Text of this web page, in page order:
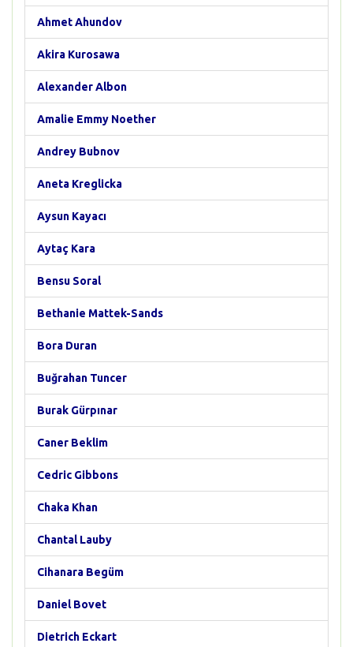
Ahmet Ahundov
Akira Kurosawa
Alexander Albon
Amalie Emmy Noether
Andrey Bubnov
Aneta Kreglicka
Aysun Kayacı
Aytaç Kara
Bensu Soral
Bethanie Mattek-Sands
Bora Duran
Buğrahan Tuncer
Burak Gürpınar
Caner Beklim
Cedric Gibbons
Chaka Khan
Chantal Lauby
Cihanara Begüm
Daniel Bovet
Dietrich Eckart